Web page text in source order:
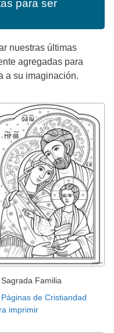
para ser
nuestras últimas
agregadas para
a su imaginación.
Familia
Páginas de Cristiandad
imprimir